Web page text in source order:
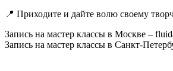
📍 Приходите и дайте волю своему
Запись на мастер классы в Москве –
Запись на мастер классы в Санкт-